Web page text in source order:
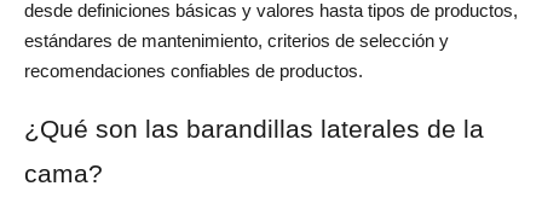
desde definiciones básicas y valores hasta tipos de productos,
estándares de mantenimiento, criterios de selección y
recomendaciones confiables de productos.
¿Qué son las barandillas laterales de la
cama?